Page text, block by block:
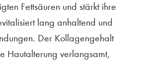
Fettsäuren und stärkt ihre
lang anhaltend und
Der Kollagengehalt
Hautalterung verlangsamt,